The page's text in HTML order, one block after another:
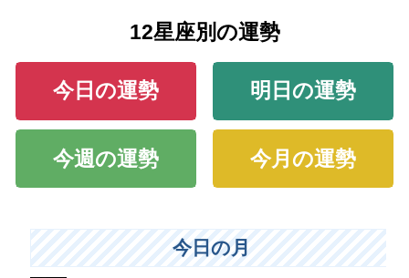
12星座別の運勢
今日の運勢 明日の運勢
今週の運勢 今月の運勢
今日の月